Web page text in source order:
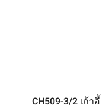
CH509-3/2 เก้าอี้